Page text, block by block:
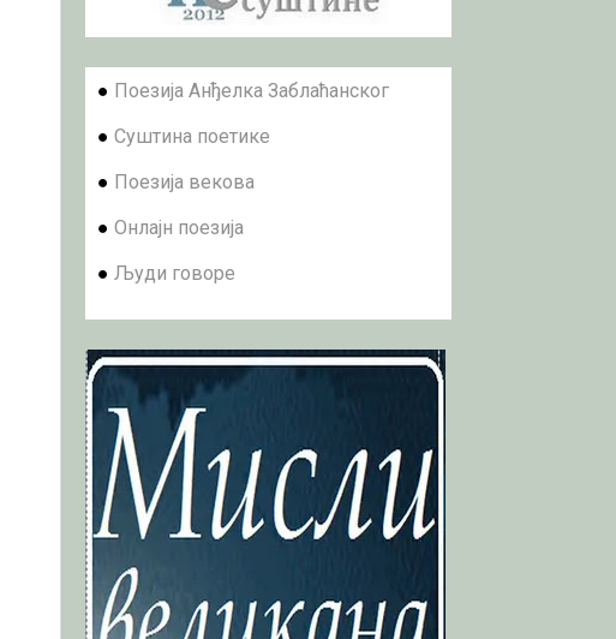
● Поезија Анђелка Заблаћанског
● Суштина поетике
● Поезија векова
● Онлајн поезија
● Људи говоре